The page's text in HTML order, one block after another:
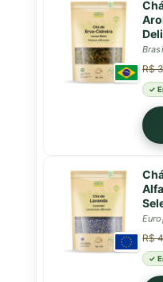
R$
✓
R$
✓